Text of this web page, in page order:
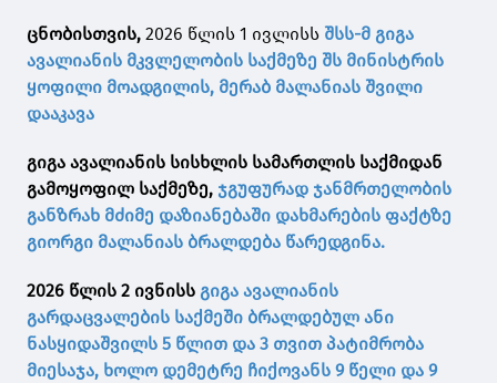
ცნობისთვის, 2026 წლის 1 ივლისს შსს-მ გიგა
ავალიანის მკვლელობის საქმეზე შს მინისტრის
ყოფილი მოადგილის, მერაბ მალანიას შვილი
დააკავა
გიგა ავალიანის სისხლის სამართლის საქმიდან
გამოყოფილ საქმეზე, ჯგუფურად ჯანმრთელობის
განზრახ მძიმე დაზიანებაში დახმარების ფაქტზე
გიორგი მალანიას ბრალდება წარედგინა.
2026 წლის 2 ივნისს გიგა ავალიანის
გარდაცვალების საქმეში ბრალდებულ ანი
ნასყიდაშვილს 5 წლით და 3 თვით პატიმრობა
მიესაჯა, ხოლო დემეტრე ჩიქოვანს 9 წელი და 9